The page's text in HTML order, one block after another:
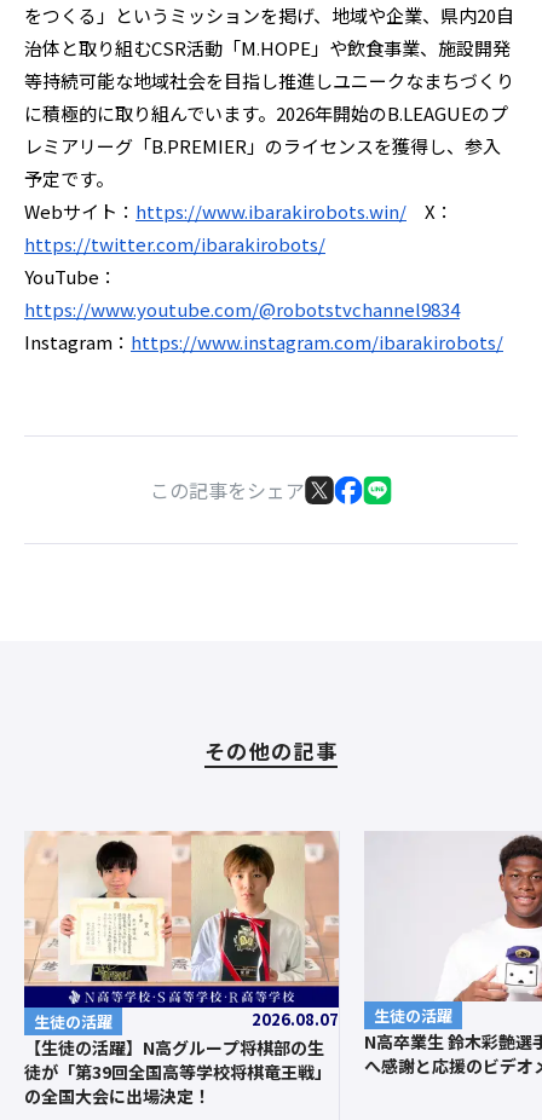
をつくる」というミッションを掲げ、地域や企業、県内20自
治体と取り組むCSR活動「M.HOPE」や飲食事業、施設開発
等持続可能な地域社会を目指し推進しユニークなまちづくり
に積極的に取り組んでいます。2026年開始のB.LEAGUEのプ
レミアリーグ「B.PREMIER」のライセンスを獲得し、参入
予定です。
Webサイト： https://www.ibarakirobots.win/ X：
https://twitter.com/ibarakirobots/
YouTube：
https://www.youtube.com/@robotstvchannel9834
Instagram： https://www.instagram.com/ibarakirobots/
この記事をシェア
その他の記事
生徒の活躍 2026.08.07
【生徒の活躍】N高グループ将棋部の生
徒が「第39回全国高等学校将棋竜王戦」
の全国大会に出場決定！
生徒の活躍
N高卒業生 鈴木彩艶選
へ感謝と応援のビデオ